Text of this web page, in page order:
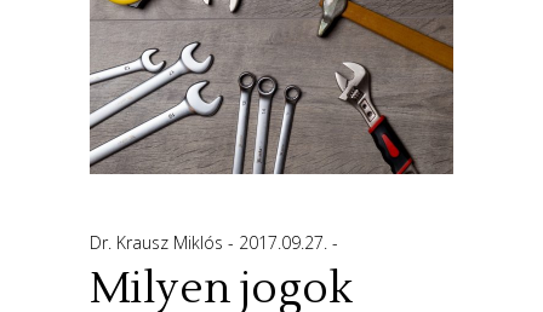
Dr. Krausz Miklós 2017.09.27.
Milyen jogok